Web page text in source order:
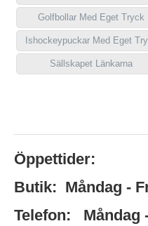
Golfbollar Med Eget Tryck
Ishockeypuckar Med Eget
Sällskapet Länkarna
Öppettider:
Butik: Måndag -
Telefon: Måndag